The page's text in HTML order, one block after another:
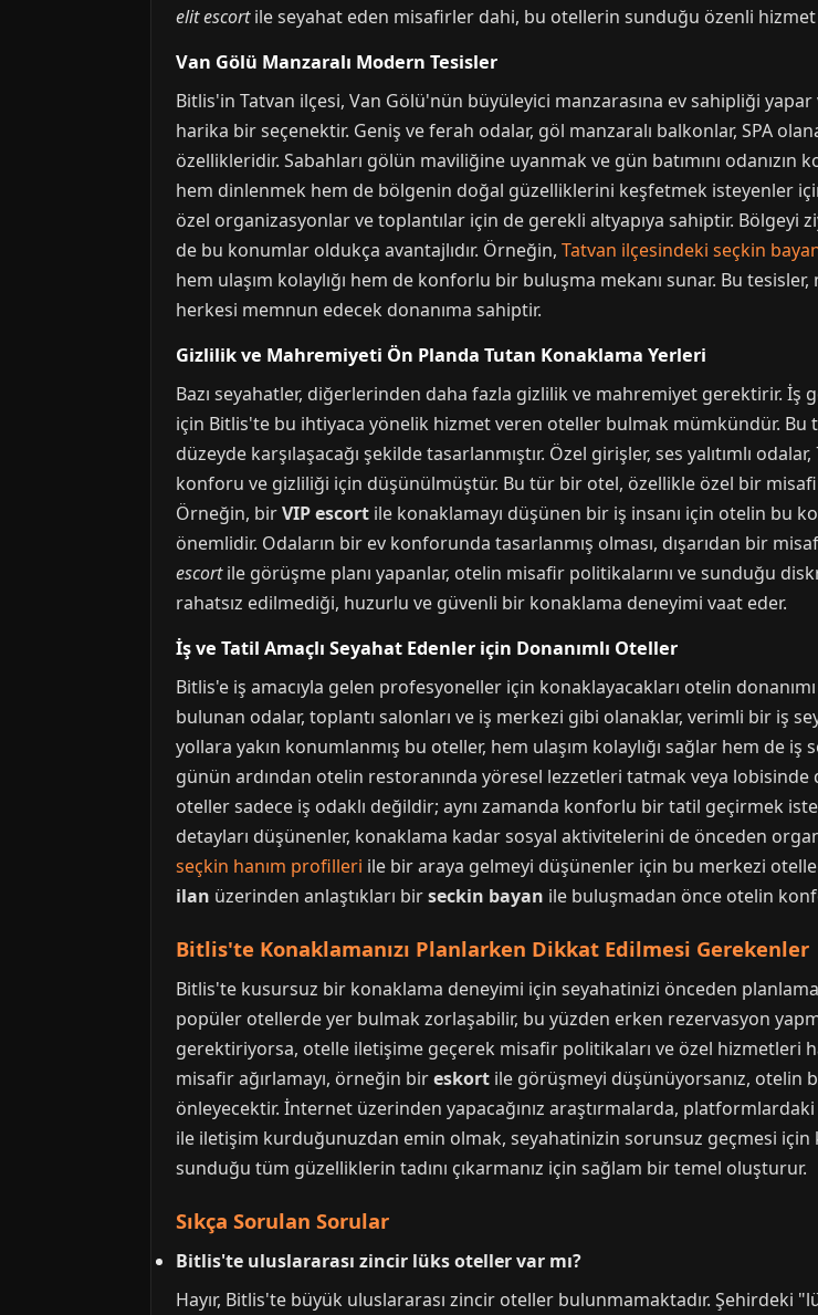
elit escortile seyahat eden misafirler dahi, bu otellerin sunduğu özenli
Van Gölü Manzaralı Modern Tesisler
Bitlis'in Tatvan ilçesi, Van Gölü'nün büyüleyici manzarasına ev sahipliği
harika bir seçenektir. Geniş ve ferah odalar, göl manzaralı balkonlar, SPA
özellikleridir. Sabahları gölün maviliğine uyanmak ve gün batımını odanızın
hem dinlenmek hem de bölgenin doğal güzelliklerini keşfetmek isteyenler
özel organizasyonlar ve toplantılar için de gerekli altyapıya sahiptir.
de bu konumlar oldukça avantajlıdır. Örneğin, Tatvan ilçesindeki seçkin
hem ulaşım kolaylığı hem de konforlu bir buluşma mekanı sunar. Bu
herkesi memnun edecek donanıma sahiptir.
Gizlilik ve Mahremiyeti Ön Planda Tutan Konaklama Yerleri
Bazı seyahatler, diğerlerinden daha fazla gizlilik ve mahremiyet gerektirir.
için Bitlis'te bu ihtiyaca yönelik hizmet veren oteller bulmak mümkündür.
düzeyde karşılaşacağı şekilde tasarlanmıştır. Özel girişler, ses yalıtımlı
konforu ve gizliliği için düşünülmüştür. Bu tür bir otel, özellikle özel bir
Örneğin, birVIP escort ile konaklamayı düşünen bir iş insanı için otelin bu
önemlidir. Odaların bir ev konforunda tasarlanmış olması, dışarıdan bir
escortile görüşme planı yapanlar, otelin misafir politikalarını ve sunduğu
rahatsız edilmediği, huzurlu ve güvenli bir konaklama deneyimi vaat eder.
İş ve Tatil Amaçlı Seyahat Edenler için Donanımlı Oteller
Bitlis'e iş amacıyla gelen profesyoneller için konaklayacakları otelin donanımı
bulunan odalar, toplantı salonları ve iş merkezi gibi olanaklar, verimli bir iş
yollara yakın konumlanmış bu oteller, hem ulaşım kolaylığı sağlar hem de
günün ardından otelin restoranında yöresel lezzetleri tatmak veya
oteller sadece iş odaklı değildir; aynı zamanda konforlu bir tatil geçirmek
detayları düşünenler, konaklama kadar sosyal aktivitelerini de önceden
seçkin hanım profilleri ile bir araya gelmeyi düşünenler için bu merkezi
ilan üzerinden anlaştıkları birseckin bayan ile buluşmadan önce otelin
Bitlis'te Konaklamanızı Planlarken Dikkat Edilmesi Gerekenler
Bitlis'te kusursuz bir konaklama deneyimi için seyahatinizi önceden
popüler otellerde yer bulmak zorlaşabilir, bu yüzden erken rezervasyon
gerektiriyorsa, otelle iletişime geçerek misafir politikaları ve özel hizmetleri
misafir ağırlamayı, örneğin bireskort ile görüşmeyi düşünüyorsanız, otelin
önleyecektir. İnternet üzerinden yapacağınız araştırmalarda,
ile iletişim kurduğunuzdan emin olmak, seyahatinizin sorunsuz geçmesi
sunduğu tüm güzelliklerin tadını çıkarmanız için sağlam bir temel oluşturur.
Sıkça Sorulan Sorular
Bitlis'te uluslararası zincir lüks oteller var mı?
Hayır, Bitlis'te büyük uluslararası zincir oteller bulunmamaktadır. Şehirdeki